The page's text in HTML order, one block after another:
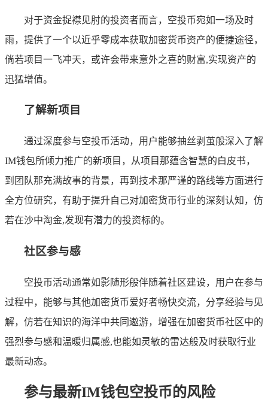
对于资金捉襟见肘的投资者而言，空投币宛如一场及时
雨，提供了一个以近乎零成本获取加密货币资产的便捷途径，
倘若项目一飞冲天，或许会带来意外之喜的财富,实现资产的
迅猛增值。
了解新项目
通过深度参与空投币活动，用户能够抽丝剥茧般深入了解
IM钱包所倾力推广的新项目，从项目那蕴含智慧的白皮书，
到团队那充满故事的背景，再到技术那严谨的路线等方面进行
全方位研究，有助于提升自己对加密货币行业的深刻认知，仿
若在沙中淘金,发现有潜力的投资标的。
社区参与感
空投币活动通常如影随形般伴随着社区建设，用户在参与
过程中，能够与其他加密货币爱好者畅快交流，分享经验与见
解，仿若在知识的海洋中共同遨游，增强在加密货币社区中的
强烈参与感和温暖归属感,也能如灵敏的雷达般及时获取行业
最新动态。
参与最新IM钱包空投币的风险